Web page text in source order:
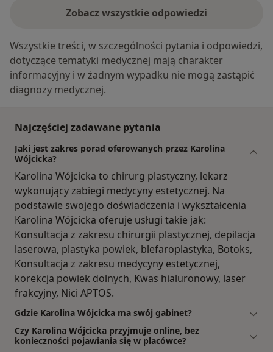
Zobacz wszystkie odpowiedzi
Wszystkie treści, w szczególności pytania i odpowiedzi,
dotyczące tematyki medycznej mają charakter
informacyjny i w żadnym wypadku nie mogą zastąpić
diagnozy medycznej.
Najczęściej zadawane pytania
Jaki jest zakres porad oferowanych przez Karolina
Wójcicka?
Karolina Wójcicka to chirurg plastyczny, lekarz
wykonujący zabiegi medycyny estetycznej. Na
podstawie swojego doświadczenia i wykształcenia
Karolina Wójcicka oferuje usługi takie jak:
Konsultacja z zakresu chirurgii plastycznej, depilacja
laserowa, plastyka powiek, blefaroplastyka, Botoks,
Konsultacja z zakresu medycyny estetycznej,
korekcja powiek dolnych, Kwas hialuronowy, laser
frakcyjny, Nici APTOS.
Gdzie Karolina Wójcicka ma swój gabinet?
Czy Karolina Wójcicka przyjmuje online, bez
konieczności pojawiania się w placówce?